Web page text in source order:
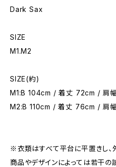
Dark Sax
SIZE
M1.M2
SIZE(約)
M1:B 104cm / 着丈 72cm / 肩
M2:B 110cm / 着丈 76cm / 肩
※衣類はすべて平台に平置きし、
商品やデザインによっては若干の